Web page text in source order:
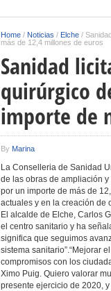
Home / Noticias / Elche /
más de 12,4 millones de euros
Sanidad
quirúrgico
importe de
By Marina
La Conselleria de Sanidad
de las obras de ampliación
por un importe de más de
actuales y en la creación de
El alcalde de Elche, Carlos
el centro sanitario y ha
significa que seguimos
sistema sanitario”.“Mejorar
compromisos con los
Ximo Puig. Quiero valorar
presente ejercicio de 2020,